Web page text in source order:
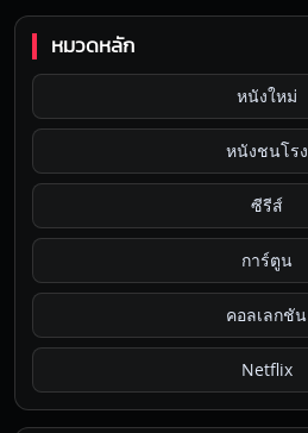
หมวดหลัก
หนังใหม่
หนังชนโรง
ซีรีส์
การ์ตูน
คอลเลกชัน
Netflix